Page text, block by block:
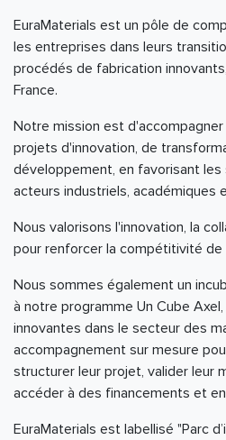
EuraMaterials est un pôle de
les entreprises dans leurs
procédés de fabrication
France.
Notre mission est
projets d'innovation, de
développement, en favorisant
acteurs industriels, académiques
Nous valorisons l'innovation, la
pour renforcer la compétitivité
Nous sommes également un
à notre programme Un Cube
innovantes dans le secteur des
accompagnement sur mesure
structurer leur projet, valider leur
accéder à des financements et
EuraMaterials est labellisé "Parc